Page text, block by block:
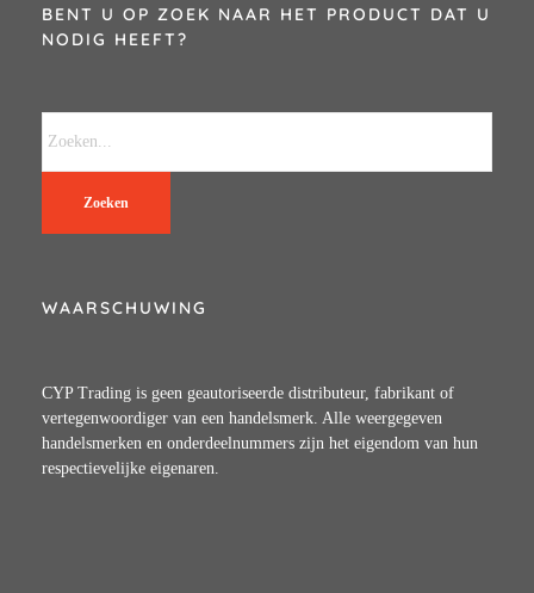
BENT U OP ZOEK NAAR HET PRODUCT DAT U
NODIG HEEFT?
Zoeken
WAARSCHUWING
CYP Trading is geen geautoriseerde distributeur, fabrikant of
vertegenwoordiger van een handelsmerk. Alle weergegeven
handelsmerken en onderdeelnummers zijn het eigendom van hun
respectievelijke eigenaren.